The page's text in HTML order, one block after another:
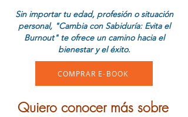
Sin importar tu edad, profesión o situación
personal, "Cambia con Sabiduría: Evita el
Burnout" te ofrece un camino hacia el
bienestar y el éxito.
COMPRAR E-BOOK
Quiero conocer más sobre